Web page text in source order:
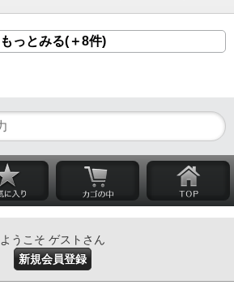
もっとみる(＋8件)
ようこそ ゲストさん
新規会員登録